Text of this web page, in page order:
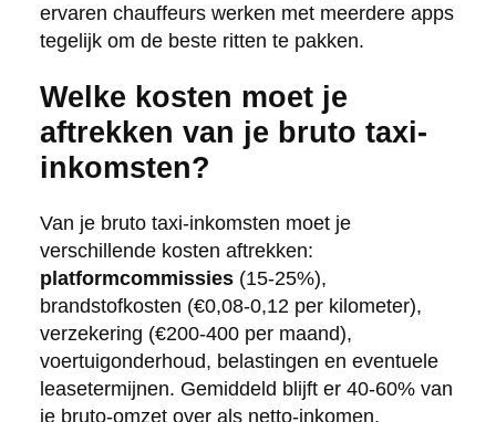
ervaren chauffeurs werken met meerdere apps
tegelijk om de beste ritten te pakken.
Welke kosten moet je
aftrekken van je bruto taxi-
inkomsten?
Van je bruto taxi-inkomsten moet je
verschillende kosten aftrekken:
platformcommissies(15-25%),
brandstofkosten (€0,08-0,12 per kilometer),
verzekering (€200-400 per maand),
voertuigonderhoud, belastingen en eventuele
leasetermijnen. Gemiddeld blijft er 40-60% van
je bruto-omzet over als netto-inkomen.